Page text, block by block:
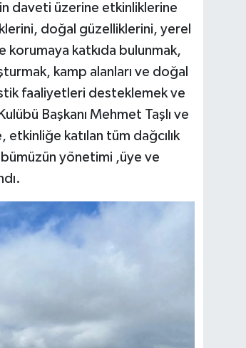
daveti üzerine etkinliklerine
doğal güzelliklerini, yerel
korumaya katkıda bulunmak,
kamp alanları ve doğal
faaliyetleri desteklemek ve
Başkanı Mehmet Taşlı ve
katılan tüm dağcılık
yönetimi ,üye ve